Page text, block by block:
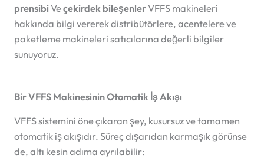
prensibiVeçekirdek bileşenlerVFFS makineleri
hakkında bilgi vererek distribütörlere, acentelere ve
paketleme makineleri satıcılarına değerli bilgiler
sunuyoruz.
Bir VFFS Makinesinin Otomatik İş Akışı
VFFS sistemini öne çıkaran şey, kusursuz ve tamamen
otomatik iş akışıdır. Süreç dışarıdan karmaşık görünse
de, altı kesin adıma ayrılabilir: